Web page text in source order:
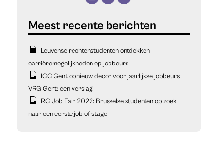
Leuvense rechtenstudenten ontdekken
carrièremogelijkheden op jobbeurs
ICC Gent opnieuw decor voor jaarlijkse jobbeurs
VRG Gent: een verslag!
RC Job Fair 2022: Brusselse studenten op zoek
naar een eerste job of stage